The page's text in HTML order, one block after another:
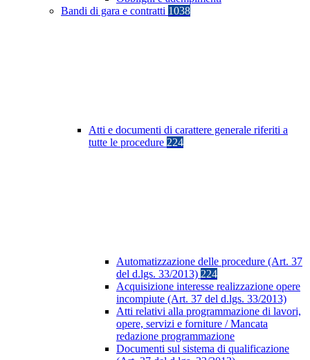
Bandi di gara e contratti 1038
Atti e documenti di carattere generale riferiti a
tutte le procedure 224
Automatizzazione delle procedure (Art. 37
del d.lgs. 33/2013) 224
Acquisizione interesse realizzazione opere
incompiute (Art. 37 del d.lgs. 33/2013)
Atti relativi alla programmazione di lavori,
opere, servizi e forniture / Mancata
redazione programmazione
Documenti sul sistema di qualificazione